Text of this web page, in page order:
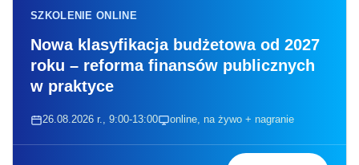
SZKOLENIE ONLINE
Nowa klasyfikacja budżetowa od 2027
roku – reforma finansów publicznych
w praktyce
26.08.2026 r., 9:00-13:00 online, na żywo + nagranie